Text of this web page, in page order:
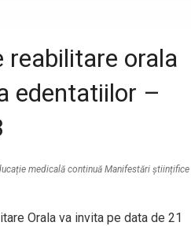
reabilitare orala
edentatiilor –
medicală continuă Manifestări științifice
Orala va invita pe data de 21